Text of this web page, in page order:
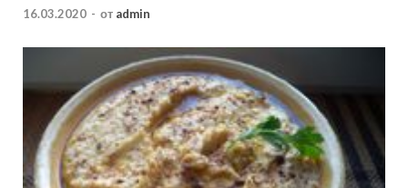
16.03.2020 - от admin